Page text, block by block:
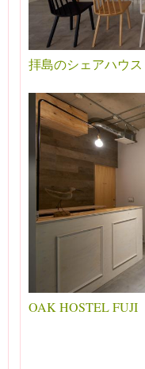
拝島のシェアハウス
OAK HOSTEL FUJI